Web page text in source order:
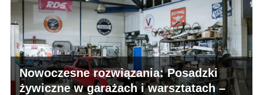
Nowoczesne rozwiązania: Posadzki
żywiczne w garażach i warsztatach –